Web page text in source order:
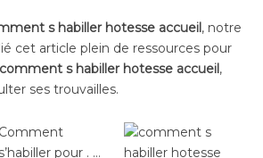
s habiller hotesse accueil, notre
cet article plein de ressources pour
s habiller hotesse accueil,
ses trouvailles.
Comment
s’habiller pour . …